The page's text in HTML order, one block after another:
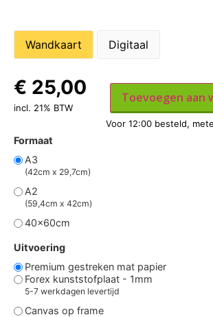
Wandkaart Digitaal
Formaat
A3
(42cm x 29,7cm)
A2
(59,4cm x 42cm)
40x60cm
Uitvoering
Premium gestreken mat papier
Forex kunststofplaat - 1mm
5-7 werkdagen levertijd
Canvas op frame
€ 25,00
incl. 21% BTW
Toevoegen aan